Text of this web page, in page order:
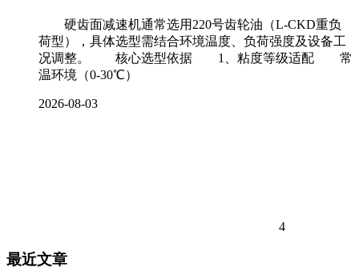
硬齿面减速机通常选用220号齿轮油（L-CKD重负
荷型），具体选型需结合环境温度、负荷强度及设备工
况调整。 核心选型依据 1、粘度等级适配 常
温环境（0-30℃）
2026-08-03
4
最近文章